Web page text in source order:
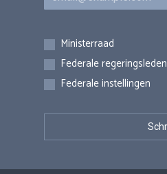
Inschrijvingen
Ministerraad
Federale regeringsleden
Federale instellingen